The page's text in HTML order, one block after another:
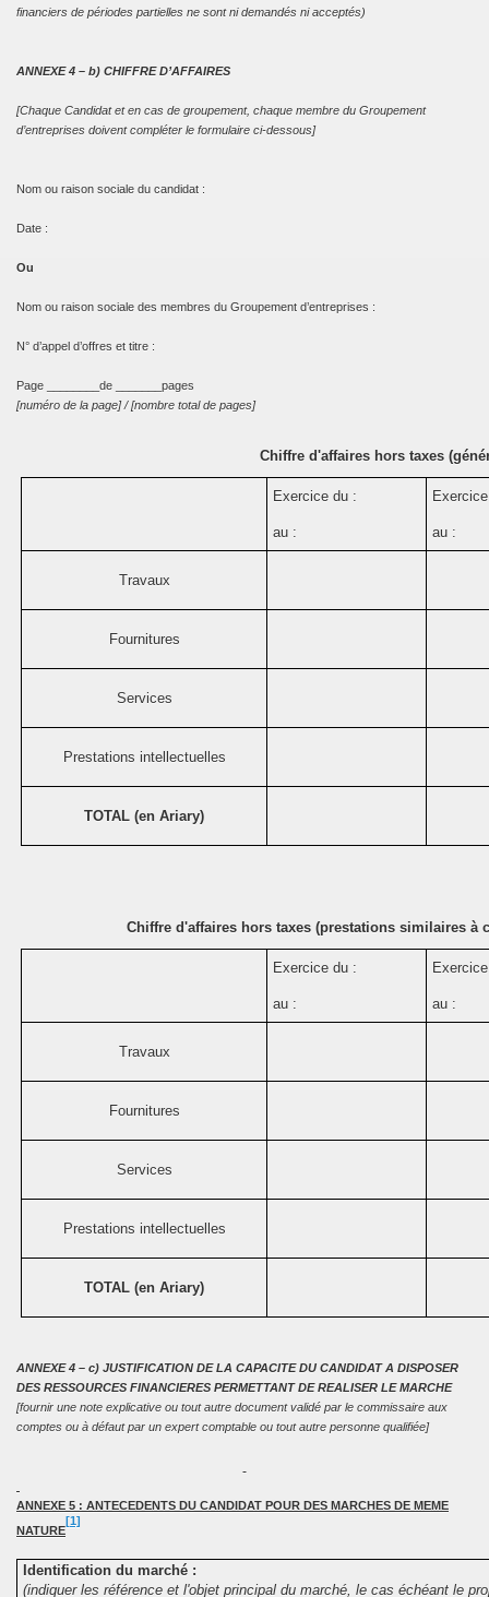
financiers de périodes partielles ne sont ni demandés ni acceptés)
ANNEXE 4 – b) CHIFFRE D’AFFAIRES
[Chaque Candidat et en cas de groupement, chaque membre du Groupement
d’entreprises doivent compléter le formulaire ci-dessous]
Nom ou raison sociale du candidat :
Date :
Ou
Nom ou raison sociale des membres du Groupement d’entreprises :
N° d’appel d’offres et titre :
Page ________de _______pages
[numéro de la page] / [nombre total de pages]
Chiffre d'affaires hors taxes
Exercice du :
au : au :
Travaux
Fournitures
Services
Prestations intellectuelles
TOTAL (en Ariary)
Chiffre d'affaires hors taxes (prestations similaires à
Exercice du :
au : au :
Travaux
Fournitures
Services
Prestations intellectuelles
TOTAL (en Ariary)
ANNEXE 4 – c) JUSTIFICATION DELA CAPACITEDU CANDIDAT A DISPOSER
DES RESSOURCES FINANCIERES PERMETTANT DE REALISER LE MARCHE
[fournir une note explicative ou tout autre document validé par le commissaire aux
comptes ou à défaut par un expert comptable ou tout autre personne qualifiée]
ANNEXE 5 : ANTECEDENTS DU CANDIDAT POUR DES MARCHES DE MEME
NATURE
[1]
Identification du marché :
(indiquer les référence et l'objet principal du marché, le cas échéant le